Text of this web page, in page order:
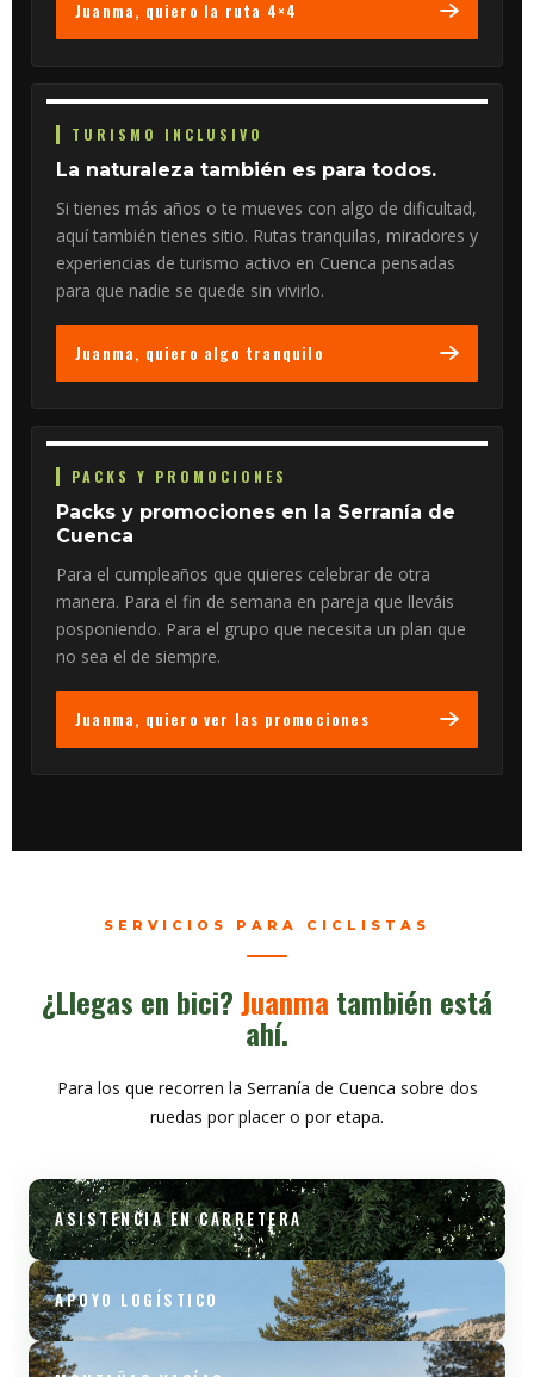
Juanma, quiero la ruta 4×4
TURISMO INCLUSIVO
La naturaleza también es para todos.
Si tienes más años o te mueves con algo de dificultad,
aquí también tienes sitio. Rutas tranquilas, miradores y
experiencias de turismo activo en Cuenca pensadas
para que nadie se quede sin vivirlo.
Juanma, quiero algo tranquilo
PACKS Y PROMOCIONES
Packs y promociones en la Serranía de
Cuenca
Para el cumpleaños que quieres celebrar de otra
manera. Para el fin de semana en pareja que lleváis
posponiendo. Para el grupo que necesita un plan que
no sea el de siempre.
Juanma, quiero ver las promociones
SERVICIOS PARA CICLISTAS
¿Llegas en bici?Juanma también está
ahí.
Para los que recorren la Serranía de Cuenca sobre dos
ruedas por placer o por etapa.
ASISTENCIA EN CARRETERA
APOYO LOGÍSTICO